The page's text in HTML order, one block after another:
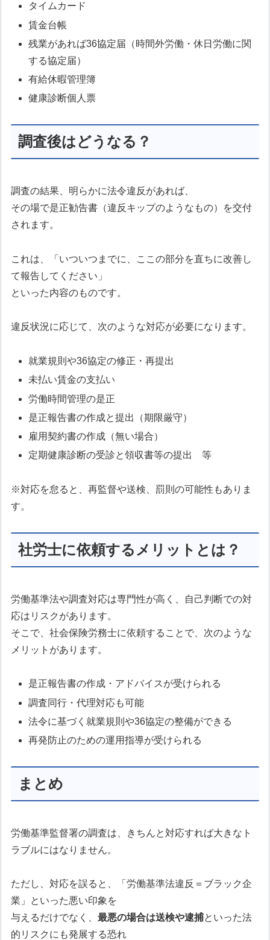
タイムカード
賃金台帳
残業があれば36協定届（時間外労働・休日労働に関
する協定届）
有給休暇管理簿
健康診断個人票
調査後はどうなる？
調査の結果、明らかに法令違反があれば、
その場で是正勧告書（違反キップのようなもの）を交付
されます。
これは、「いついつまでに、ここの部分を直ちに改善し
て報告してください」
といった内容のものです。
違反状況に応じて、次のような対応が必要になります。
就業規則や36協定の修正・再提出
未払い賃金の支払い
労働時間管理の是正
是正報告書の作成と提出（期限厳守）
雇用契約書の作成（無い場合）
定期健康診断の受診と領収書等の提出 等
※対応を怠ると、再監督や送検、罰則の可能性もありま
す。
社労士に依頼するメリットとは？
労働基準法や調査対応は専門性が高く、自己判断での対
応はリスクがあります。
そこで、社会保険労務士に依頼することで、次のような
メリットがあります。
是正報告書の作成・アドバイスが受けられる
調査同行・代理対応も可能
法令に基づく就業規則や36協定の整備ができる
再発防止のための運用指導が受けられる
まとめ
労働基準監督署の調査は、きちんと対応すれば大きなト
ラブルにはなりません。
ただし、対応を誤ると、「労働基準法違反＝ブラック企
業」といった悪い印象を
与えるだけでなく、最悪の場合は送検や逮捕といった法
的リスクにも発展する恐れ